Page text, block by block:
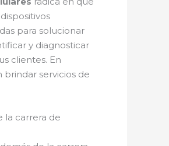
para solucionar
y diagnosticar
clientes. En
servicios de
la carrera de